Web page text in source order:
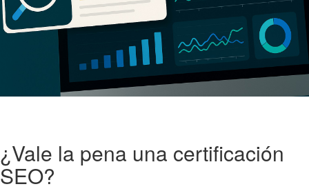
¿Vale la pena una certificación
SEO?